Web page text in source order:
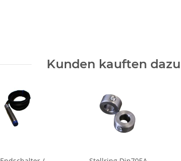
Kunden kauften